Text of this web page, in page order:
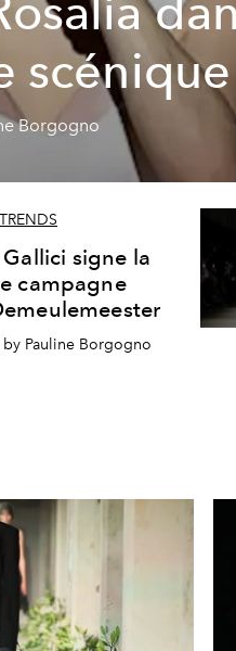
scénique
Borgogno
signe la
campagne
by Pauline Borgogno